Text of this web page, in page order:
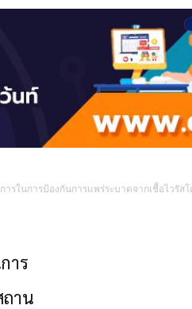
รในการป้องกันการแพร่ระบาดจากเชื้อไวรัส
าร
ถาน